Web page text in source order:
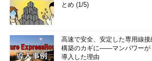
とめ (1/5)
高速で安全、安定した専用線
構築のカギに――マンパワーが
導入した理由